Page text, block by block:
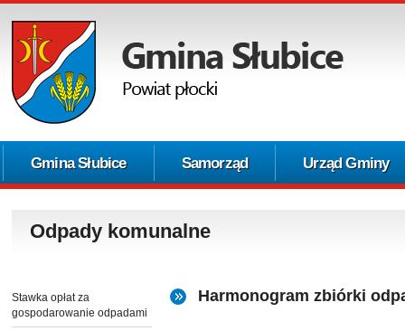
Gmina Słubice Samorząd Urząd Gminy
Odpady komunalne
Stawka opłat za
gospodarowanie odpadami
Harmonogram zbiórki